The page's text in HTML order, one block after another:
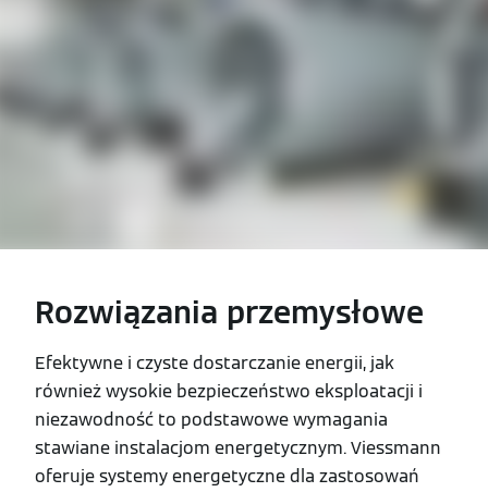
Rozwiązania przemysłowe
Efektywne i czyste dostarczanie energii, jak
również wysokie bezpieczeństwo eksploatacji i
niezawodność to podstawowe wymagania
stawiane instalacjom energetycznym. Viessmann
oferuje systemy energetyczne dla zastosowań